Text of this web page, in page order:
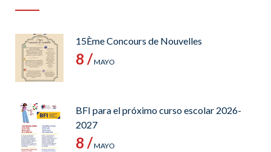
15Ème Concours de Nouvelles
8 /MAYO
BFI para el próximo curso escolar 2026-
2027
8 /MAYO